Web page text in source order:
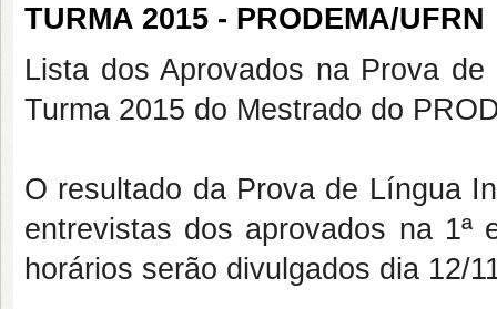
TURMA 2015 - PRODEMA/UFRN
Lista dos Aprovados na Prova
Turma 2015 do Mestrado do
O resultado da Prova de Língua
entrevistas dos aprovados na 1ª
horários serão divulgados dia 12/